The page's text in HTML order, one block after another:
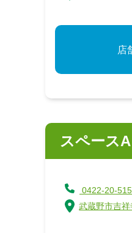
店
スペースA
0422-20-
武蔵野市吉